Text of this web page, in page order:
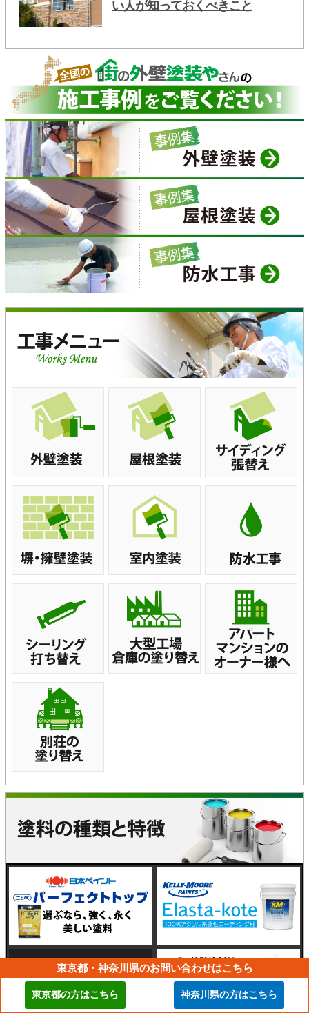
い人が知っておくべきこと
東京都・神奈川県のお問い合わせはこちら
東京都の方はこちら 神奈川県の方はこちら